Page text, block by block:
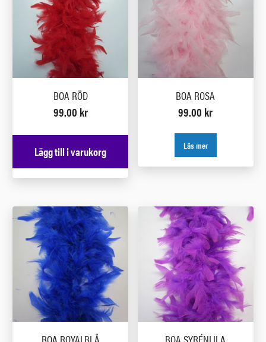
BOA RÖD
99.00 kr
Lägg till i varukorg
BOA ROSA
99.00 kr
Läs mer